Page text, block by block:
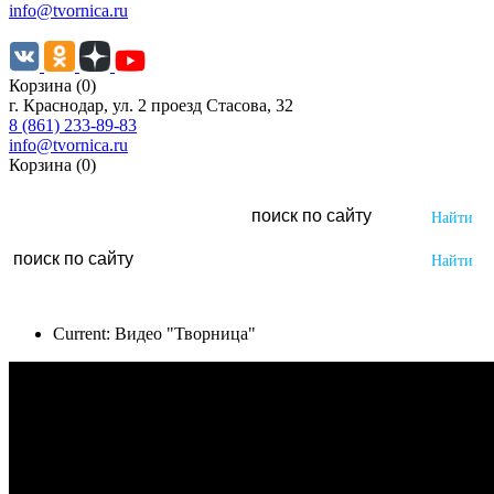
info@tvornica.ru
Корзина (0)
г. Краснодар, ул. 2 проезд Стасова, 32
8 (861) 233-89-83
info@tvornica.ru
Корзина (0)
Current: Видео "Творница"